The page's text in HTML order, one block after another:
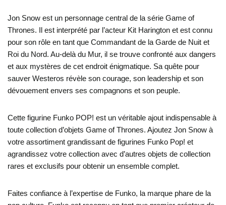
Jon Snow est un personnage central de la série Game of
Thrones. Il est interprété par l’acteur Kit Harington et est connu
pour son rôle en tant que Commandant de la Garde de Nuit et
Roi du Nord. Au-delà du Mur, il se trouve confronté aux dangers
et aux mystères de cet endroit énigmatique. Sa quête pour
sauver Westeros révèle son courage, son leadership et son
dévouement envers ses compagnons et son peuple.
Cette figurine Funko POP! est un véritable ajout indispensable à
toute collection d’objets Game of Thrones. Ajoutez Jon Snow à
votre assortiment grandissant de figurines Funko Pop! et
agrandissez votre collection avec d’autres objets de collection
rares et exclusifs pour obtenir un ensemble complet.
Faites confiance à l’expertise de Funko, la marque phare de la